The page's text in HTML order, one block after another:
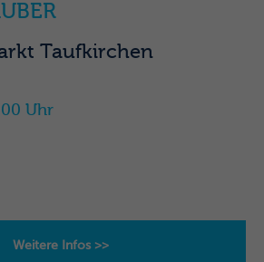
Taufkirchen
Uhr
Weitere Infos >>